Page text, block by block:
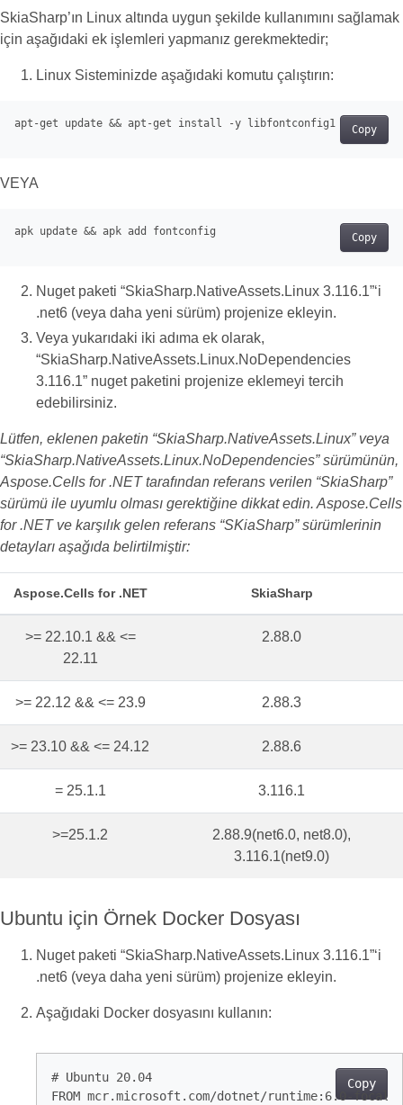
SkiaSharp’ın Linux altında uygun şekilde kullanımını sağlamak
için aşağıdaki ek işlemleri yapmanız gerekmektedir;
Linux Sisteminizde aşağıdaki komutu çalıştırın:
Copy
apt -get update && apt -get install -
VEYA
Copy
apk update && apk add
Nuget paketi “SkiaSharp.NativeAssets.Linux 3.116.1”‘i
.net6 (veya daha yeni sürüm) projenize ekleyin.
Veya yukarıdaki iki adıma ek olarak,
“SkiaSharp.NativeAssets.Linux.NoDependencies
3.116.1” nuget paketini projenize eklemeyi tercih
edebilirsiniz.
Lütfen, eklenen paketin “SkiaSharp.NativeAssets.Linux” veya
“SkiaSharp.NativeAssets.Linux.NoDependencies” sürümünün,
Aspose.Cells for .NET tarafından referans verilen “SkiaSharp”
sürümü ile uyumlu olması gerektiğine dikkat edin. Aspose.Cells
for .NET ve karşılık gelen referans “SKiaSharp” sürümlerinin
detayları aşağıda belirtilmiştir:
Aspose.Cells for .NET SkiaSharp
>= 22.10.1 && <=
22.11
2.88.0
>= 22.12 && <= 23.9 2.88.3
>= 23.10 && <= 24.12 2.88.6
= 25.1.1 3.116.1
>=25.1.2
2.88.9(net6.0, net8.0),
3.116.1(net9.0)
Ubuntu için Örnek Docker Dosyası
Nuget paketi “SkiaSharp.NativeAssets.Linux 3.116.1”‘i
.net6 (veya daha yeni sürüm) projenize ekleyin.
Aşağıdaki Docker dosyasını kullanın:
Copy
# Ubuntu 20.04
FROM mcr.microsoft.com/dotnet/runtime:6.0-focal